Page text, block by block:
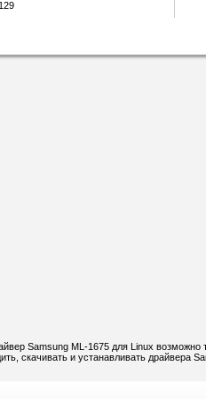
Samsung ML-1675 для Linux
скачивать и устанавливать драйвера